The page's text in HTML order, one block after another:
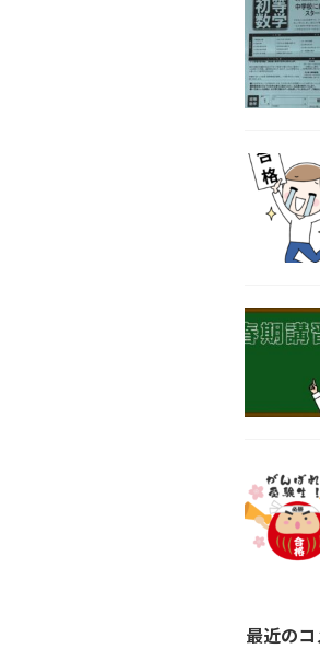
最近の